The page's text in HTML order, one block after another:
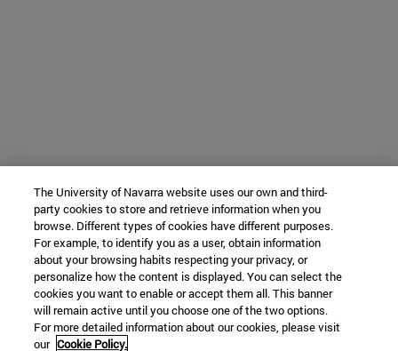
The University of Navarra website uses our own and third-
party cookies to store and retrieve information when you
browse. Different types of cookies have different purposes.
For example, to identify you as a user, obtain information
about your browsing habits respecting your privacy, or
personalize how the content is displayed. You can select the
cookies you want to enable or accept them all. This banner
will remain active until you choose one of the two options.
For more detailed information about our cookies, please visit
our Cookie Policy.